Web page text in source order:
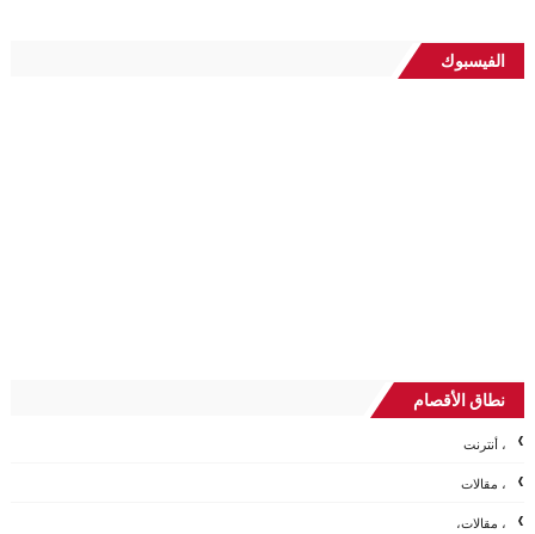
الفيسبوك
نطاق الأقصام
، أنترنت
، مقالات
، مقالات،